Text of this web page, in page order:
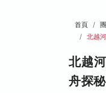
首頁
北越
北越
舟探